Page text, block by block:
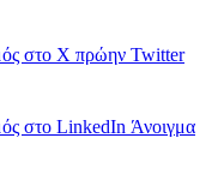
στο X πρώην Twitter
στο LinkedIn Άνοιγμα